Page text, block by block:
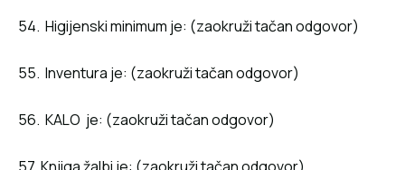
54. Higijenski minimum je: (zaokruži tačan odgovor)
55. Inventura je: (zaokruži tačan odgovor)
56. KALO je: (zaokruži tačan odgovor)
57. Knjiga žalbi je: (zaokruži tačan odgovor)